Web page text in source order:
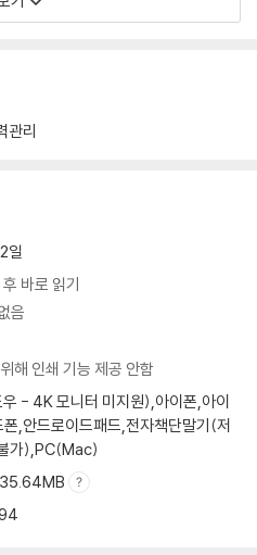
라
른다
어진다
어라
관리
일
바로 읽기
음
해 인쇄 기능 제공 안함
- 4K 모니터 미지원),아이폰,아이
,안드로이드패드,전자책단말기(저
가),PC(Mac)